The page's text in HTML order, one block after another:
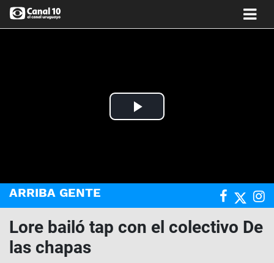
Play
ARRIBA GENTE
Lore bailó tap con el colectivo De
las chapas